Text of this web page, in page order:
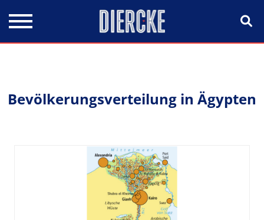
Bevölkerungsverteilung in Ägypten